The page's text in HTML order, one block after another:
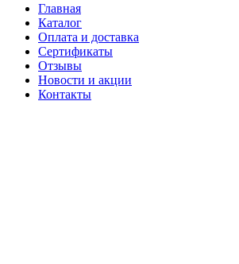
Главная
Каталог
Оплата и доставка
Сертификаты
Отзывы
Новости и акции
Контакты